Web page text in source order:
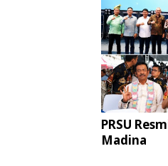
PRSU
Madina